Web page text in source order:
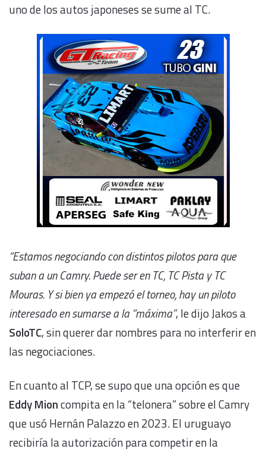
uno de los autos japoneses se sume al TC.
“Estamos negociando con distintos pilotos para que
suban a un Camry. Puede ser en TC, TC Pista y TC
Mouras. Y si bien ya empezó el torneo, hay un piloto
interesado en sumarse a la “máxima”, le dijo Jakos a
SoloTC, sin querer dar nombres para no interferir en
las negociaciones.
En cuanto al TCP, se supo que una opción es que
Eddy Mioncompita en la “telonera” sobre el Camry
que usó Hernán Palazzo en 2023. El uruguayo
recibiría la autorización para competir en la